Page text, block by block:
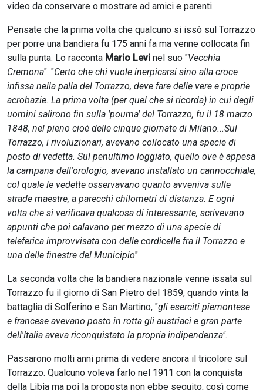
video da conservare o mostrare ad amici e parenti.
Pensate che la prima volta che qualcuno si issò sul Torrazzo
per porre una bandiera fu 175 anni fa ma venne collocata fin
sulla punta. Lo racconta Mario Levi nel suo "Vecchia
Cremona". "Certo che chi vuole inerpicarsi sino alla croce
infissa nella palla del Torrazzo, deve fare delle vere e proprie
acrobazie. La prima volta (per quel che si ricorda) in cui degli
uomini salirono fin sulla 'pouma' del Torrazzo, fu il 18 marzo
1848, nel pieno cioè delle cinque giornate di Milano...Sul
Torrazzo, i rivoluzionari, avevano collocato una specie di
posto di vedetta. Sul penultimo loggiato, quello ove è appesa
la campana dell'orologio, avevano installato un cannocchiale,
col quale le vedette osservavano quanto avveniva sulle
strade maestre, a parecchi chilometri di distanza. E ogni
volta che si verificava qualcosa di interessante, scrivevano
appunti che poi calavano per mezzo di una specie di
teleferica improvvisata con delle cordicelle fra il Torrazzo e
una delle finestre del Municipio".
La seconda volta che la bandiera nazionale venne issata sul
Torrazzo fu il giorno di San Pietro del 1859, quando vinta la
battaglia di Solferino e San Martino, "gli eserciti piemontese
e francese avevano posto in rotta gli austriaci e gran parte
dell'Italia aveva riconquistato la propria indipendenza".
Passarono molti anni prima di vedere ancora il tricolore sul
Torrazzo. Qualcuno voleva farlo nel 1911 con la conquista
della Libia ma poi la proposta non ebbe seguito, così come